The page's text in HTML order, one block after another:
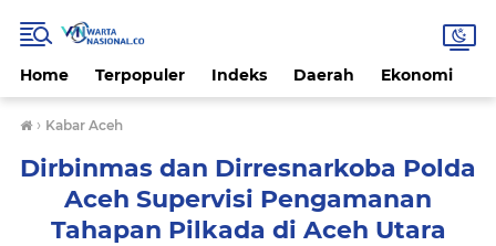
Home Terpopuler Indeks Daerah Ekonomi
› Kabar Aceh
Dirbinmas dan Dirresnarkoba Polda
Aceh Supervisi Pengamanan
Tahapan Pilkada di Aceh Utara